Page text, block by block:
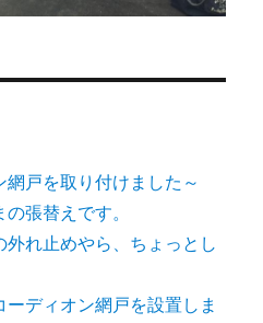
戸を取り付けました～
張替えです。
外れ止めやら、ちょっとし
ディオン網戸を設置しま